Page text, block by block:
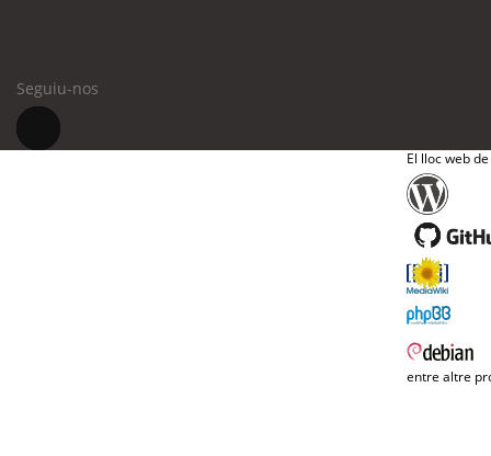
Seguiu-nos
El lloc web
entre altre